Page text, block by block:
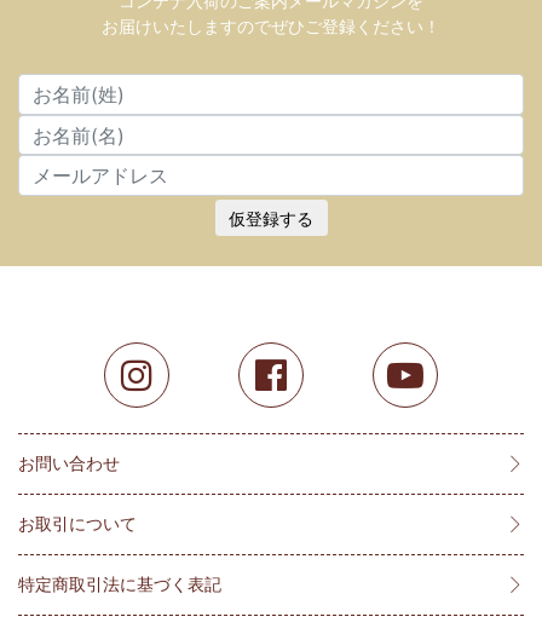
お届けいたしますのでぜひご登録ください！
仮登録する
お問い合わせ
お取引について
特定商取引法に基づく表記